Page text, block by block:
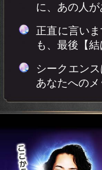
に、あの人
正直に言い
も、最後【結
シークエン
あなたへの